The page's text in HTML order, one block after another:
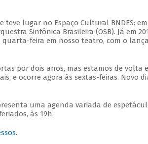
lugar no Espaço Cultural BNDES:
Sinfônica Brasileira (OSB). Já em
feira em nosso teatro, com o
por dois anos, mas estamos de volta
e ocorre agora às sextas-feiras. Novo
uma agenda variada de
às 19h.
.